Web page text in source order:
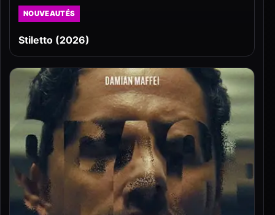
NOUVEAUTÉS
Stiletto (2026)